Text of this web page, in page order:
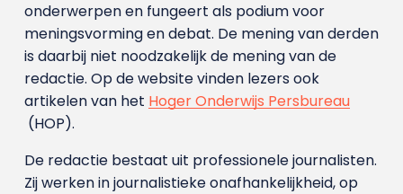
onderwerpen en fungeert als podium voor
meningsvorming en debat. De mening van derden
is daarbij niet noodzakelijk de mening van de
redactie. Op de website vinden lezers ook
artikelen van het Hoger Onderwijs Persbureau
(HOP).
De redactie bestaat uit professionele journalisten.
Zij werken in journalistieke onafhankelijkheid, op